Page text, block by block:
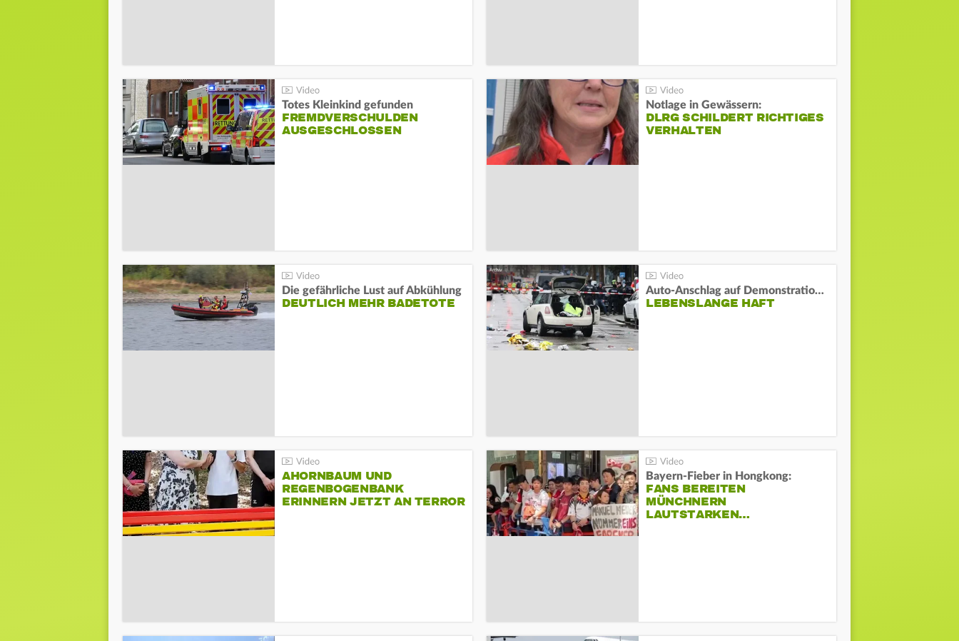
Totes Kleinkind gefunden
FREMDVERSCHULDEN
AUSGESCHLOSSEN
Notlage in Gewässern:
DLRG SCHILDERT RICHTIGES
VERHALTEN
Die gefährliche Lust auf Abkühlung
DEUTLICH MEHR BADETOTE
Auto-Anschlag auf Demonstration in München:
LEBENSLANGE HAFT
AHORNBAUM UND
REGENBOGENBANK
ERINNERN JETZT AN TERROR
Bayern-Fieber in Hongkong:
FANS BEREITEN
MÜNCHNERN
LAUTSTARKEN…